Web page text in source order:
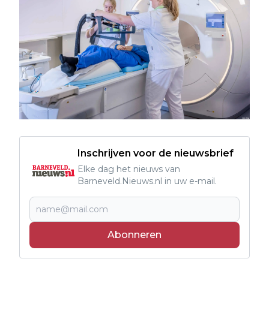
Inschrijven voor de nieuwsbrief
Elke dag het nieuws van
Barneveld.Nieuws.nl in uw e-mail.
Abonneren